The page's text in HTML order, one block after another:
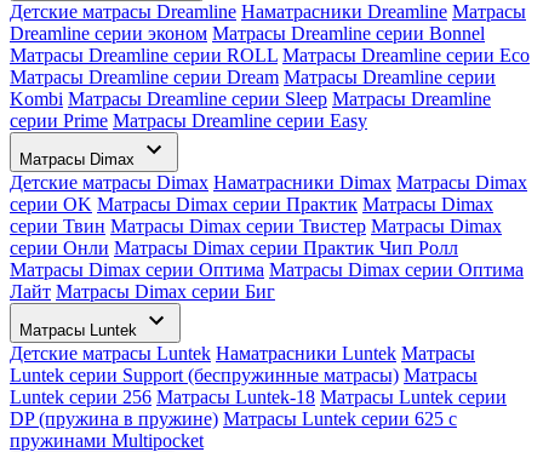
Детские матрасы Dreamline Наматрасники Dreamline Матрасы
Dreamline серии эконом Матрасы Dreamline серии Bonnel
Матрасы Dreamline серии ROLL Матрасы Dreamline серии Eco
Матрасы Dreamline серии Dream Матрасы Dreamline серии
Kombi Матрасы Dreamline серии Sleep Матрасы Dreamline
серии Prime Матрасы Dreamline серии Easy
Матрасы Dimax
Детские матрасы Dimax Наматрасники Dimax Матрасы Dimax
серии OK Матрасы Dimax серии Практик Матрасы Dimax
серии Твин Матрасы Dimax серии Твистер Матрасы Dimax
серии Онли Матрасы Dimax серии Практик Чип Ролл
Матрасы Dimax серии Оптима Матрасы Dimax серии Оптима
Лайт Матрасы Dimax серии Биг
Матрасы Luntek
Детские матрасы Luntek Наматрасники Luntek Матрасы
Luntek серии Support (беспружинные матрасы) Матрасы
Luntek серии 256 Матрасы Luntek-18 Матрасы Luntek серии
DP (пружина в пружине) Матрасы Luntek серии 625 с
пружинами Multipocket